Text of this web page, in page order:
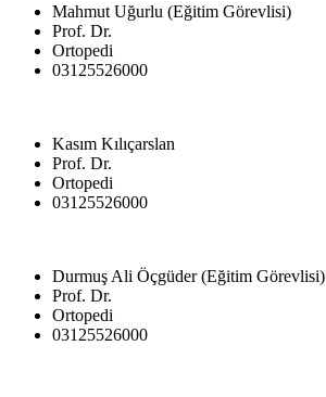
Mahmut Uğurlu (Eğitim Görevlisi)
Prof. Dr.
Ortopedi
03125526000
Kasım Kılıçarslan
Prof. Dr.
Ortopedi
03125526000
Durmuş Ali Öçgüder (Eğitim Görevlisi)
Prof. Dr.
Ortopedi
03125526000